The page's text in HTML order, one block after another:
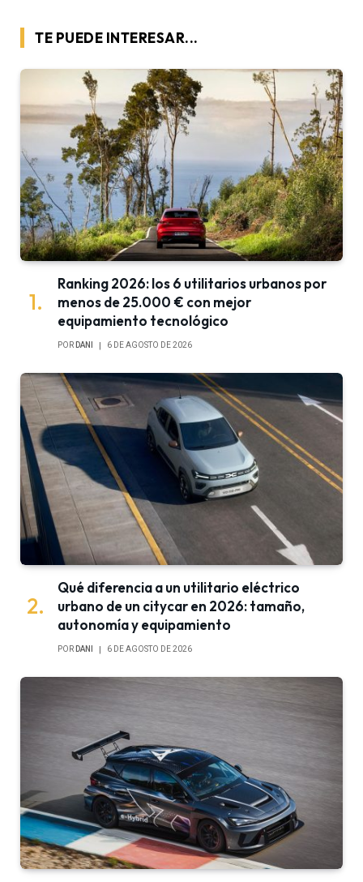
TE PUEDE INTERESAR...
Ranking 2026: los 6 utilitarios urbanos por
menos de 25.000 € con mejor
equipamiento tecnológico
POR DANI 6 DE AGOSTO DE 2026
Qué diferencia a un utilitario eléctrico
urbano de un citycar en 2026: tamaño,
autonomía y equipamiento
POR DANI 6 DE AGOSTO DE 2026